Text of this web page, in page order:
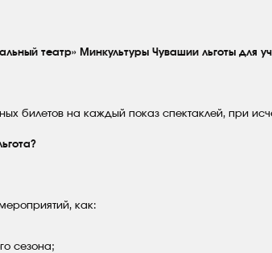
театр» Минкультуры Чувашии льготы для
билетов на каждый показ спектаклей, при
как:
сезона;